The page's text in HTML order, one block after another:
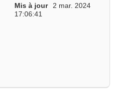
Mis à jour
2 mar. 2024
17:06:41